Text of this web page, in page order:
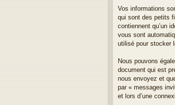
Vos informations
qui sont des petits
contiennent qu’un
vous sont
utilisé pour stocker
Nous pouvons
document qui est
nous envoyez et
par « messages
et lors d’une